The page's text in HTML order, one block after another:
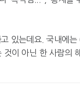
있는데요. 국내에
이 아닌 한 사람의